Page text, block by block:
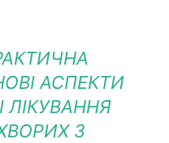
АСПЕКТИ
ЛІКУВАННЯ
З